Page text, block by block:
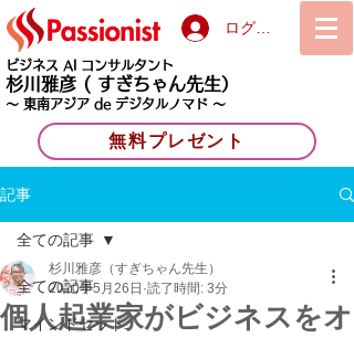
ログイン
ビジネス AI コンサルタント
杉川雅彦 ( すぎちゃん先生）
〜 東南アジア de デジタルノマド 〜
無料プレゼント
記事
全ての記事
マインドセット
全ての記事
個人起業家がビジネスをオ
杉川雅彦（すぎちゃん先生）
2020年5月26日 読了時間: 3分